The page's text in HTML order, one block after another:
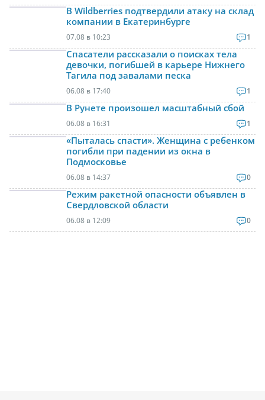
В Wildberries подтвердили атаку на склад
компании в Екатеринбурге
07.08 в 10:23 1
Спасатели рассказали о поисках тела
девочки, погибшей в карьере Нижнего
Тагила под завалами песка
06.08 в 17:40 1
В Рунете произошел масштабный сбой
06.08 в 16:31 1
«Пыталась спасти». Женщина с ребенком
погибли при падении из окна в
Подмосковье
06.08 в 14:37 0
Режим ракетной опасности объявлен в
Свердловской области
06.08 в 12:09 0